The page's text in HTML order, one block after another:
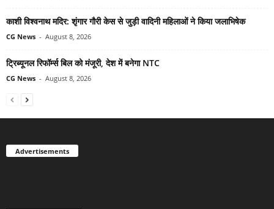
काशी विश्वनाथ मदिर: शृंगार गौरी केस से जुड़ी वादिनी महिलाओं ने किया जलाभिषेक
CG News - August 8, 2026
ट्रिब्यूनल रिफॉर्म्स बिल को मंजूरी, देश में बनेगा NTC
CG News - August 8, 2026
Advertisements